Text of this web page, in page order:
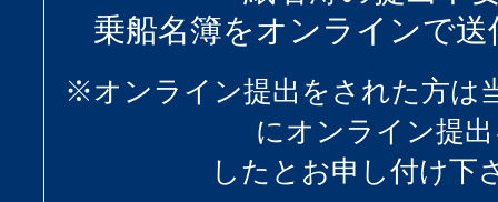
乗船名簿をオンラインで
※オンライン提出をされた方は
にオンライン提
したとお申し付け下